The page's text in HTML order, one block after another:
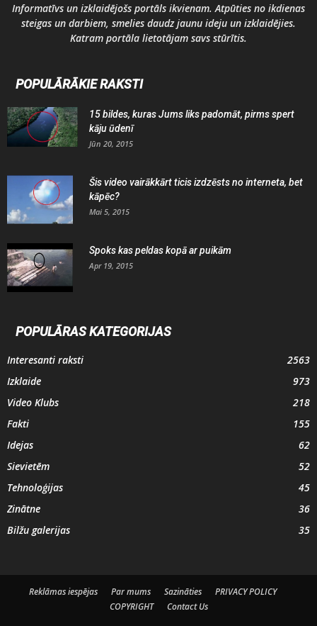
Informatīvs un izklaidējošs portāls ikvienam. Atpūties no ikdienas
steigas un darbiem, smelies daudz jaunu ideju un izklaidējies.
Katram portāla lietotājam savs stūrītis.
POPULĀRĀKIE RAKSTI
15 bildes, kuras Jums liks padomāt, pirms spert
kāju ūdenī
Jūn 20, 2015
Šis video vairākkārt ticis izdzēsts no interneta, bet
kāpēc?
Mai 5, 2015
Spoks kas peldas kopā ar puikām
Apr 19, 2015
POPULĀRAS KATEGORIJAS
Interesanti raksti
2563
Izklaide
973
Video Klubs
218
Fakti
155
Idejas
62
Sievietēm
52
Tehnoloģijas
45
Zinātne
36
Bilžu galerijas
35
Reklāmas iespējas Par mums Sazināties
PRIVACY POLICY
COPYRIGHT
Contact Us